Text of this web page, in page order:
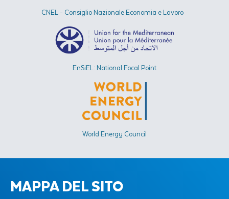
CNEL - Consiglio Nazionale Economia e Lavoro
EnSiEL: National Focal Point
World Energy Council
MAPPA DEL SITO